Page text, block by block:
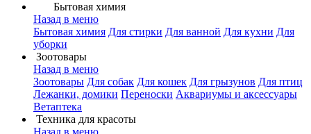
Бытовая химия
Назад в меню
Бытовая химия Для стирки Для ванной Для кухни Для
уборки
Зоотовары
Назад в меню
Зоотовары Для собак Для кошек Для грызунов Для птиц
Лежанки, домики Переноски Аквариумы и аксессуары
Ветаптека
Техника для красоты
Назад в меню